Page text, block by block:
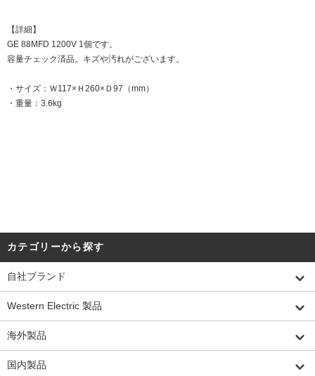
【詳細】
GE 88MFD 1200V 1個です。
容量チェック済品。キズや汚れがございます。
・サイズ：Ｗ117×Ｈ260×Ｄ97（mm）
・重量：3.6kg
カテゴリーから探す
自社ブランド
Western Electric 製品
海外製品
国内製品